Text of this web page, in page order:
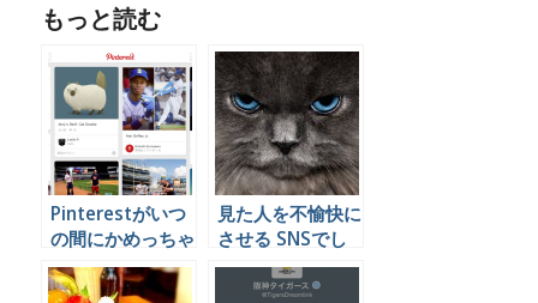
もっと読む
Pinterestがいつ
の間にかめっちゃ
使えるメディアに
なっていた
見た人を不愉快に
させる SNSでし
てはいけない投稿